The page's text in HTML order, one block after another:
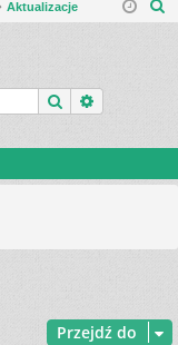
og ej
Aktualizacje
Szukaj
Przejdź do